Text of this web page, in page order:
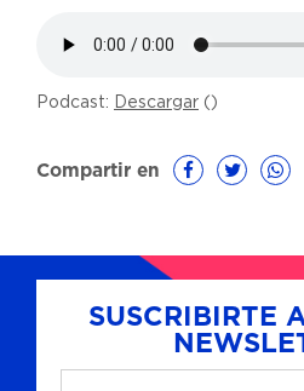
Podcast: Descargar ()
Compartir en
SUSCRIBIRTE